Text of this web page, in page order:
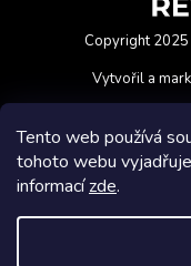
Tento web používá
tohoto webu
informacízde.
Copyright 2025
Vytvořil a